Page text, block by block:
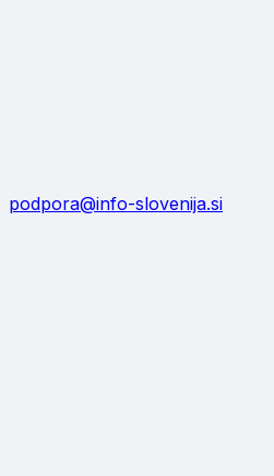
podpora@info-slovenija.si